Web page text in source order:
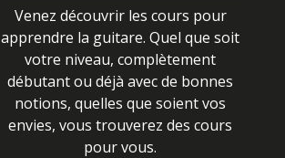
Venez découvrir les cours pour
apprendre la guitare. Quel que soit
votre niveau, complètement
débutant ou déjà avec de bonnes
notions, quelles que soient vos
envies, vous trouverez des cours
pour vous.